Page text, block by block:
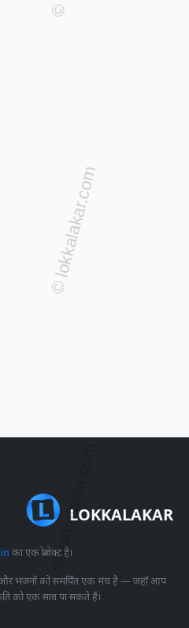
LOKKALAKAR
का एक प्रोजेक्ट है।
भजनों को समर्पित एक मंच है — जहाँ आप
को एक साथ पा सकते हैं।